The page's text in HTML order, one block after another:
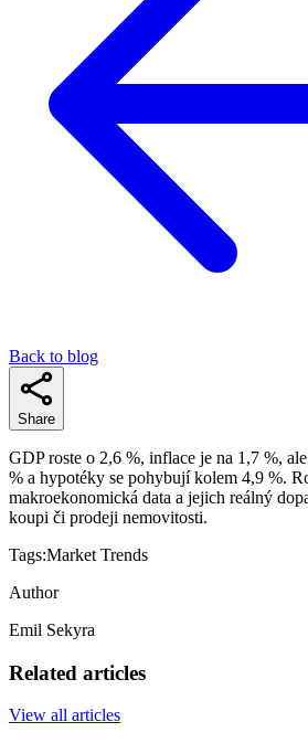
Back to blog
Share
GDP roste o 2,6 %, inflace je na 1,7 %,
% a hypotéky se pohybují kolem 4,9 %.
makroekonomická data a jejich reálný
koupi či prodeji nemovitosti.
Tags:Market Trends
Author
Emil Sekyra
Related articles
View all articles